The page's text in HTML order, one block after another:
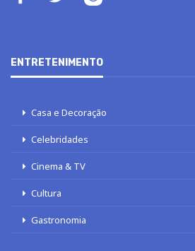
ENTRETENIMENTO
Casa e Decoração
Celebridades
Cinema & TV
Cultura
Gastronomia